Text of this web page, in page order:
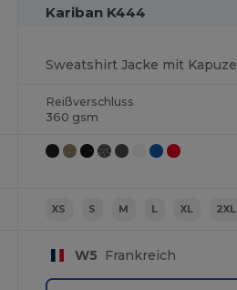
Kariban K444
Sweatshirt Jacke mit Kapuze
Reißverschluss
360 gsm
XS S M L XL 2XL
W5 Frankreich